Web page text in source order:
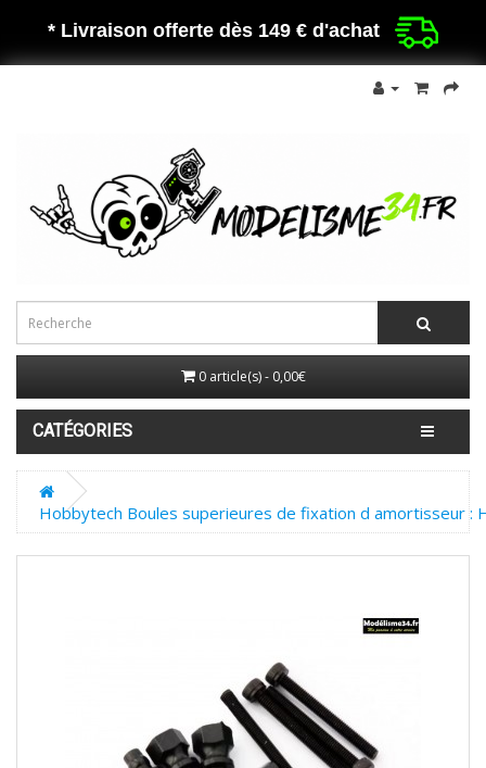
* Livraison offerte dès 149 € d'achat
0 article(s) - 0,00€
CATÉGORIES
Hobbytech Boules superieures de fixation d amortisseur :